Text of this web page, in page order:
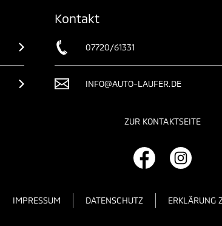
Kontakt
07720/61331
INFO@AUTO-LAUFER.DE
ZUR KONTAKTSEITE
IMPRESSUM DATENSCHUTZ ERKLÄRUNG